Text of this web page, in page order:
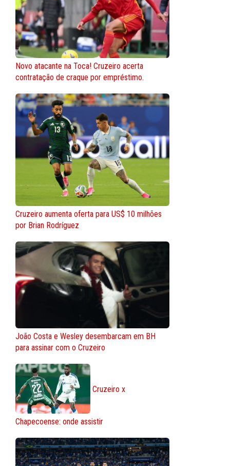
Novo atacante na Toca! Cruzeiro acerta
contratação de craque por empréstimo.
Cruzeiro aumenta oferta para US$ 10 milhões
por Brian Rodríguez
João Costa e Wesley desembarcam em BH
para assinar com o Cruzeiro
Cruzeiro x
Chapecoense: onde assistir